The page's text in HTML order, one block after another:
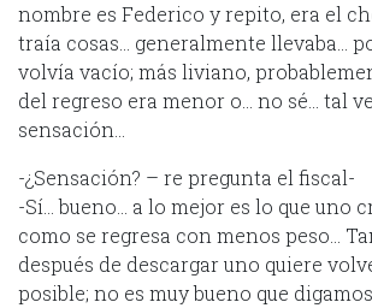
nombre es Federico y repito, era el
traía cosas… generalmente llevaba…
volvía vacío; más liviano,
del regreso era menor o… no sé… tal
sensación…
-¿Sensación? – re pregunta el fiscal-
-Sí… bueno… a lo mejor es lo que uno
como se regresa con menos peso…
después de descargar uno quiere
posible; no es muy bueno que